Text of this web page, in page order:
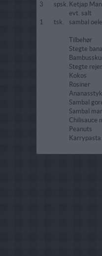
3
spsk. Ketjap
evt. salt
1
tsk. sambal
Tilbehør
Stegte
Stegte rejer
Kokos
Rosiner
Sambal
Sambal
Chilisauce
Peanuts
Karrypasta